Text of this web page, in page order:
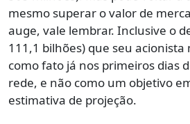
mesmo superar o valor de
auge, vale lembrar. Inclusive o
111,1 bilhões) que seu
como fato já nos primeiros dias
rede, e não como um objetivo
estimativa de projeção.